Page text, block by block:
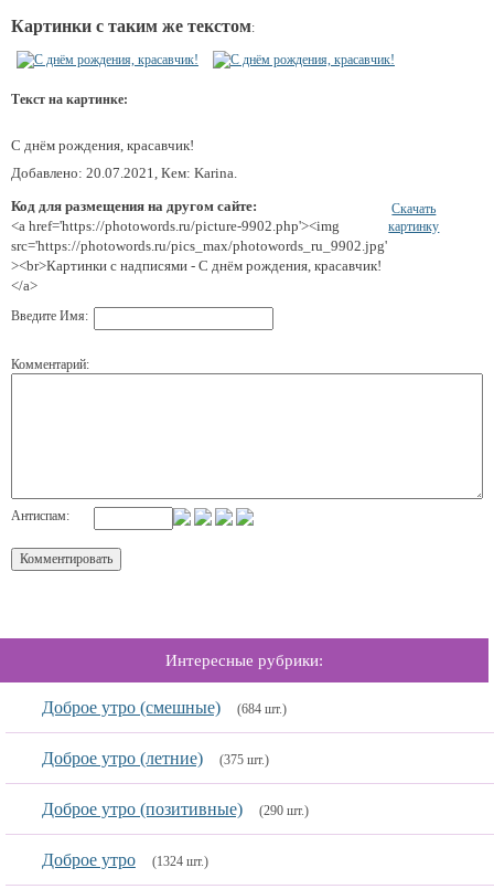
Картинки с таким же текстом:
Текст на картинке:
С днём рождения, красавчик!
Добавлено: 20.07.2021, Кем: Karina.
Код для размещения на другом сайте:
<a href='https://photowords.ru/picture-9902.php'><img
src='https://photowords.ru/pics_max/photowords_ru_9902.jpg'
><br>Картинки с надписями - С днём рождения, красавчик!
</a>
Скачать
картинку
Введите Имя:
Комментарий:
Антиспам:
Интересные рубрики:
Доброе утро (смешные) (684 шт.)
Доброе утро (летние) (375 шт.)
Доброе утро (позитивные) (290 шт.)
Доброе утро (1324 шт.)